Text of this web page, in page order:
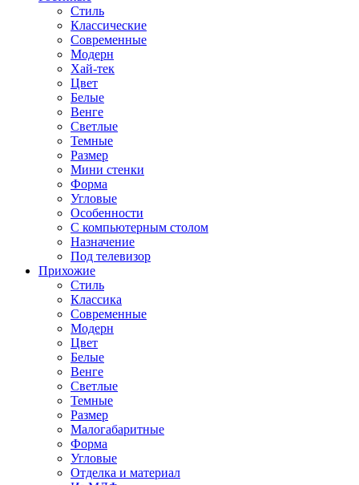
Стиль
Классические
Современные
Модерн
Хай-тек
Цвет
Белые
Венге
Светлые
Темные
Размер
Мини стенки
Форма
Угловые
Особенности
С компьютерным столом
Назначение
Под телевизор
Прихожие
Стиль
Классика
Современные
Модерн
Цвет
Белые
Венге
Светлые
Темные
Размер
Малогабаритные
Форма
Угловые
Отделка и материал